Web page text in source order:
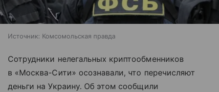
Источник: Комсомольская правда
Сотрудники нелегальных криптообменников
в «Москва-Сити» осознавали, что перечисляют
деньги на Украину. Об этом сообщили